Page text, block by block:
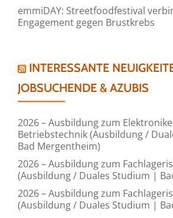
emmiDAY: Streetfoodfestival
Engagement gegen Brustkrebs
INTERESSANTE
JOBSUCHENDE & AZUBIS
2026 – Ausbildung zum
Betriebstechnik (Ausbildung /
Bad Mergentheim)
2026 – Ausbildung zum
(Ausbildung / Duales Studium |
2026 – Ausbildung zum
(Ausbildung / Duales Studium |